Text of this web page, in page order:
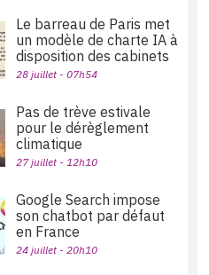
Le barreau de Paris met
un modèle de charte IA à
disposition des cabinets
28 juillet - 07h54
Pas de trève estivale
pour le dérèglement
climatique
27 juillet - 12h10
Google Search impose
son chatbot par défaut
en France
24 juillet - 20h10